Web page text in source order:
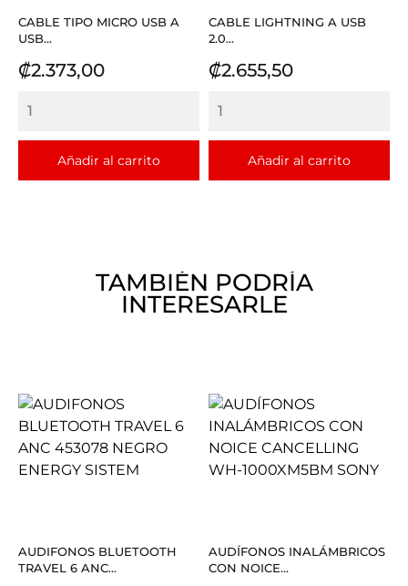
CABLE TIPO MICRO USB A
USB...
Precio
₡2.373,00
Añadir al carrito
CABLE LIGHTNING A USB
2.0...
Precio
₡2.655,50
Añadir al carrito
TAMBIÉN PODRÍA
INTERESARLE
AUDIFONOS BLUETOOTH
TRAVEL 6 ANC...
AUDÍFONOS INALÁMBRICOS
CON NOICE...